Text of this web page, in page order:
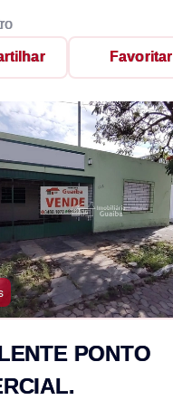
Favoritar
PONTO